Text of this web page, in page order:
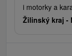
i motorky a
Žilinský kraj -